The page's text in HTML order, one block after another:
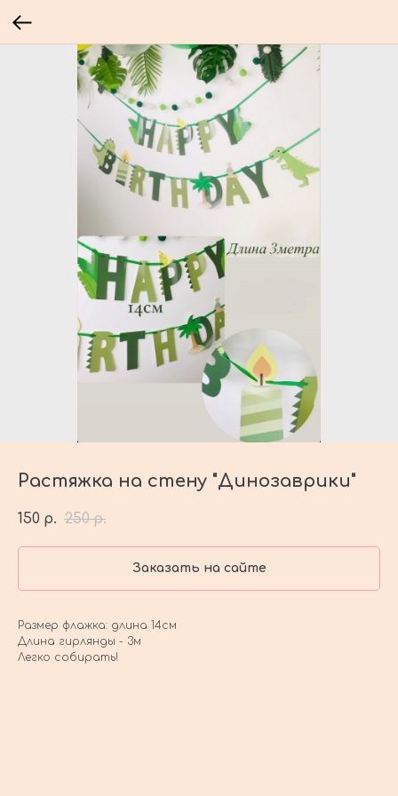
Растяжка на стену "Динозаврики"
150 р. 250 р.
Заказать на сайте
Размер флажка: длина 14см
Длина гирлянды - 3м
Легко собирать!